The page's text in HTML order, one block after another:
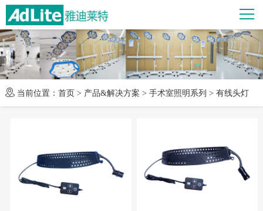
当前位置： 首页 > 产品&解决方案 > 手术室照明系列 > 有线头灯